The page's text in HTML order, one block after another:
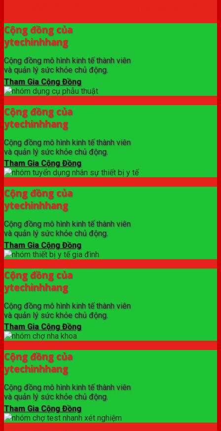
Cộng đồng của
ytechinhhang
Cộng đồng mô hình kinh tế thành viên
và quản lý sức khỏe chủ động.
Tham Gia Cộng Đồng
Cộng đồng của
ytechinhhang
Cộng đồng mô hình kinh tế thành viên
và quản lý sức khỏe chủ động.
Tham Gia Cộng Đồng
Cộng đồng của
ytechinhhang
Cộng đồng mô hình kinh tế thành viên
và quản lý sức khỏe chủ động.
Tham Gia Cộng Đồng
Cộng đồng của
ytechinhhang
Cộng đồng mô hình kinh tế thành viên
và quản lý sức khỏe chủ động.
Tham Gia Cộng Đồng
Cộng đồng của
ytechinhhang
Cộng đồng mô hình kinh tế thành viên
và quản lý sức khỏe chủ động.
Tham Gia Cộng Đồng